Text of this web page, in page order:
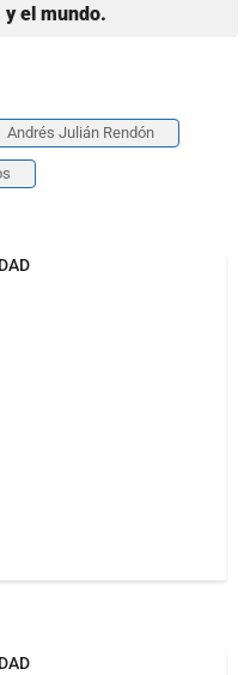
el mundo.
Andrés Julián Rendón